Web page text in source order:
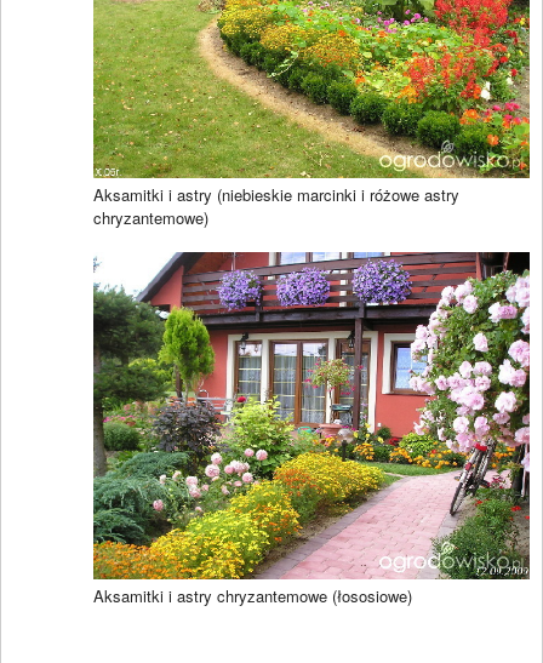
Aksamitki i astry (niebieskie marcinki i różowe astry
chryzantemowe)
Aksamitki i astry chryzantemowe (łososiowe)